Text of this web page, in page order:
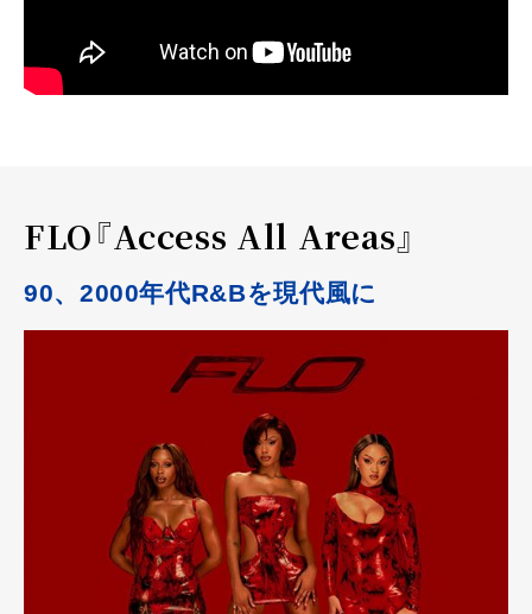
FLO『Access All Areas』
90、2000年代R&Bを現代風に